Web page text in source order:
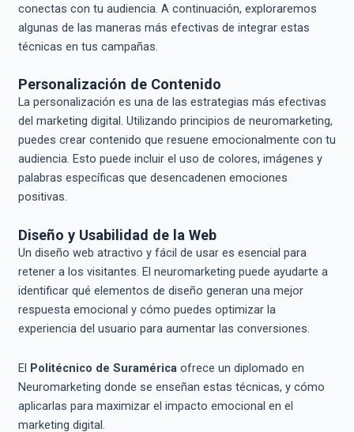
conectas con tu audiencia. A continuación, exploraremos
algunas de las maneras más efectivas de integrar estas
técnicas en tus campañas.
Personalización de Contenido
La personalización es una de las estrategias más efectivas
del marketing digital. Utilizando principios de neuromarketing,
puedes crear contenido que resuene emocionalmente con tu
audiencia. Esto puede incluir el uso de colores, imágenes y
palabras específicas que desencadenen emociones
positivas.
Diseño y Usabilidad de la Web
Un diseño web atractivo y fácil de usar es esencial para
retener a los visitantes. El neuromarketing puede ayudarte a
identificar qué elementos de diseño generan una mejor
respuesta emocional y cómo puedes optimizar la
experiencia del usuario para aumentar las conversiones.
El Politécnico de Suramérica ofrece un diplomado en
Neuromarketing donde se enseñan estas técnicas, y cómo
aplicarlas para maximizar el impacto emocional en el
marketing digital.